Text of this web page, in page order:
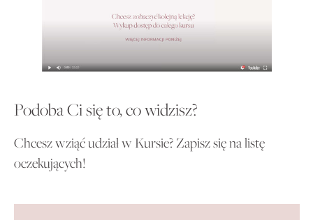
Podoba Ci się to, co widzisz?
Chcesz wziąć udział w Kursie? Zapisz się na listę
oczekujących!